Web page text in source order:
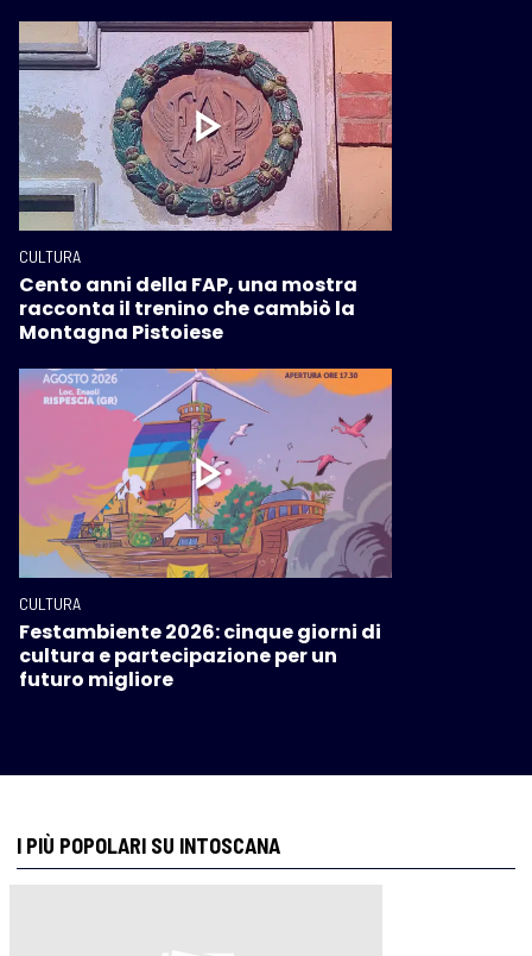
CULTURA
Cento anni della FAP, una mostra
racconta il trenino che cambiò la
Montagna Pistoiese
CULTURA
Festambiente 2026: cinque giorni di
cultura e partecipazione per un
futuro migliore
I PIÙ POPOLARI SU INTOSCANA